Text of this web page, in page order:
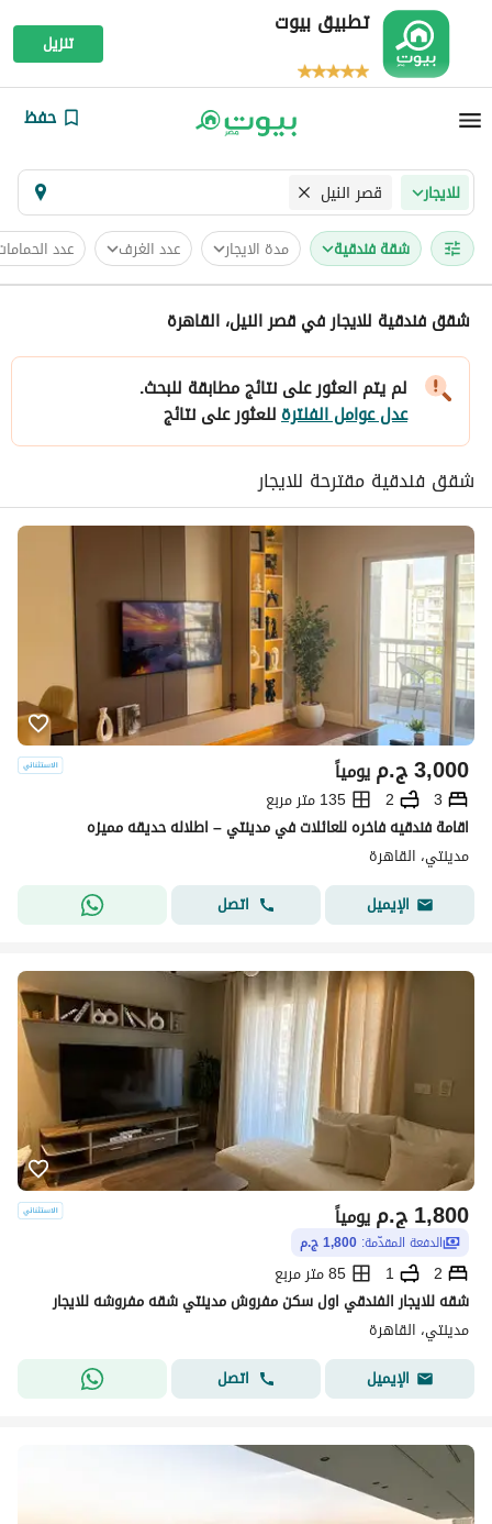
تطبيق بيوت
تنزيل
حفظ
للايجار قصر النيل
شقة فندقية مدة الايجار عدد الغرف عدد
شقق فندقية للايجار في قصر النيل، القاهرة
لم يتم العثور على نتائج مطابقة للبحث.
عدل عوامل الفلترةللعثور على نتائج
شقق فندقية مقترحة للايجار
ج.م3,000 يومياً
3
2
135 متر مربع
اقامة فندقيه فاخره للعائلات في مدينتي – اطلاله حديقه مميزه
مدينتي، القاهرة
الإيميل
اتصل
ج.م1,800 يومياً
الدفعة المقدّمة: 1,800 ج.م
2
1
85 متر مربع
شقه للايجار الفندقي اول سكن مفروش مدينتي شقه مفروشه للايجار
مدينتي، القاهرة
الإيميل
اتصل